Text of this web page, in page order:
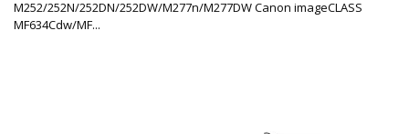
M252/252N/252DN/252DW/M277n/M277DW Canon imageCLASS
MF634Cdw/MF...